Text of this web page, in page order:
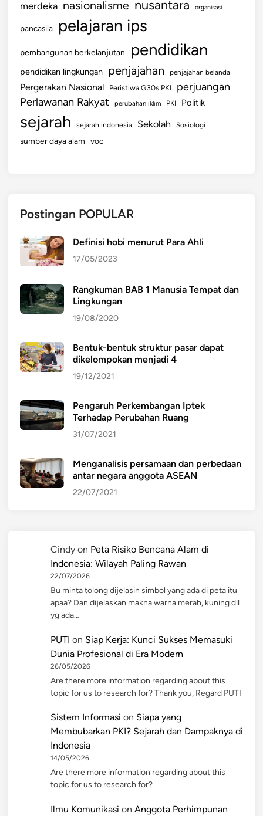
e
t
e
r
a
n
B
m
merdeka nasionalisme nusantara organisasi
pancasila pelajaran ips
pembangunan berkelanjutan pendidikan
pendidikan lingkungan penjajahan penjajahan belanda
Pergerakan Nasional Peristiwa G30s PKI perjuangan
Perlawanan Rakyat perubahan iklim PKI Politik
sejarah sejarah indonesia Sekolah Sosiologi
sumber daya alam voc
Postingan POPULAR
Definisi hobi menurut Para Ahli
17/05/2023
Rangkuman BAB 1 Manusia Tempat dan
Lingkungan
19/08/2020
Bentuk-bentuk struktur pasar dapat
dikelompokan menjadi 4
19/12/2021
Pengaruh Perkembangan Iptek
Terhadap Perubahan Ruang
31/07/2021
Menganalisis persamaan dan perbedaan
antar negara anggota ASEAN
22/07/2021
Cindy on Peta Risiko Bencana Alam di
Indonesia: Wilayah Paling Rawan
22/07/2026
Bu minta tolong dijelasin simbol yang ada di peta itu
apaa? Dan dijelaskan makna warna merah, kuning dll
yg ada…
PUTI on Siap Kerja: Kunci Sukses Memasuki
Dunia Profesional di Era Modern
26/05/2026
Are there more information regarding about this
topic for us to research for? Thank you, Regard PUTI
Sistem Informasi on Siapa yang
Membubarkan PKI? Sejarah dan Dampaknya di
Indonesia
14/05/2026
Are there more information regarding about this
topic for us to research for?
Ilmu Komunikasi on Anggota Perhimpunan